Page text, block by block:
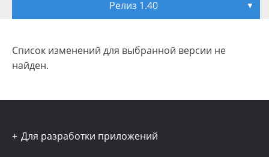
Релиз 1.40 ▼
Список изменений для выбранной версии не
найден.
Для разработки приложений